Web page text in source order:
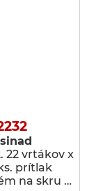
22 vrtákov x
prítlak
na skru …